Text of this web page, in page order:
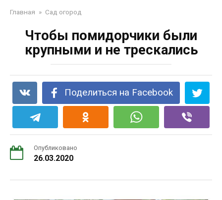
Главная » Сад огород
Чтобы помидорчики были
крупными и не трескались
Поделиться на Facebook
Опубликовано
26.03.2020